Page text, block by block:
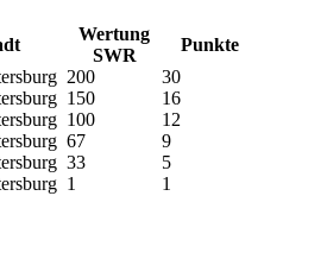
Wertung
SWR
Punkte
200
30
150
16
100
12
67
9
33
5
1
1